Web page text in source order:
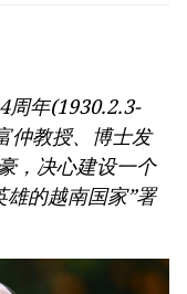
周年(1930.2.3-
仲教授、博士发
，决心建设一个
的越南国家”署